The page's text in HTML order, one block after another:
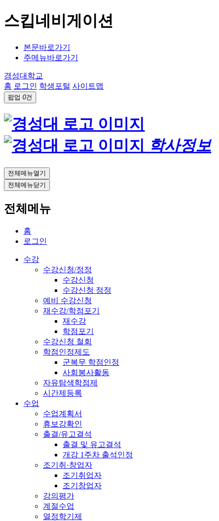
스킵네비게이션
본문바로가기
주메뉴바로가기
경성대학교
홈 로그인 학생포털 사이트맵
팝업 0건
학사정보
전체메뉴열기
전체메뉴닫기
전체메뉴
홈
로그인
수강
수강신청/정정
수강신청
수강신청 정정
예비 수강신청
재수강/학점포기
재수강
학점포기
수강신청 철회
학점인정제도
군복무 학점인정
사회봉사활동
자유탐색학점제
시간제등록
수업
수업계획서
휴보강확인
출결/유고결석
출결 및 유고결석
개강 1주차 출석인정
조기취·창업자
조기취업자
조기창업자
강의평가
계절수업
열정학기제